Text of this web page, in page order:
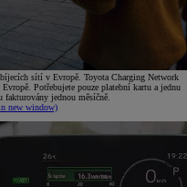
sítí v Evropě. Toyota Charging Network
Potřebujete pouze platební kartu a jednu
jednou měsíčně.
new window)